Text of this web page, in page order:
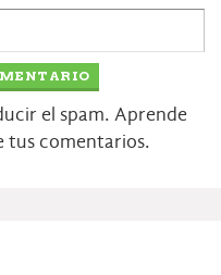
el spam. Aprende
tus comentarios.